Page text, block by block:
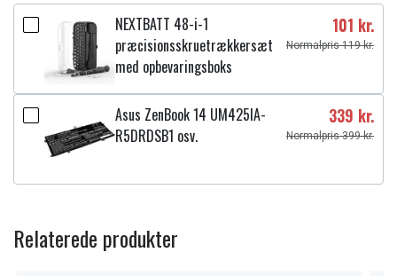
NEXTBATT 48-i-1
præcisionsskruetrækkersæt
med opbevaringsboks
101 kr.
Normalpris 119 kr.
Asus ZenBook 14 UM425IA-
R5DRDSB1 osv.
339 kr.
Normalpris 399 kr.
Relaterede produkter